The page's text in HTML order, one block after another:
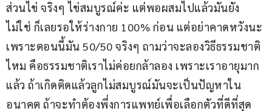
ส่วนไข่ จริงๆ ไข่สมบูรณ์ค่ะ แต่พอผสมไปแล้วมันยัง
ไม่ใช่ ก็เลยรอให้ร่างกาย 100% ก่อน แต่อย่าคาดหวังนะ
เพราะตอนนี้มัน 50/50 จริงๆ ถามว่าจะลองวิธีธรรมชาติ
ไหม คือธรรมชาติเราไม่ค่อยกล้าลอง เพราะเราอายุมาก
แล้ว ถ้าเกิดติดแล้วลูกไม่สมบูรณ์มันจะเป็นปัญหาใน
อนาคต ถ้าจะทำต้องพึ่งการแพทย์เพื่อเลือกตัวที่ดีที่สุด